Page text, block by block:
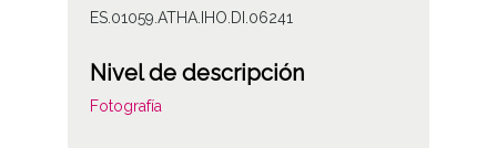
ES.01059.ATHA.IHO.DI.06241
Nivel de descripción
Fotografía